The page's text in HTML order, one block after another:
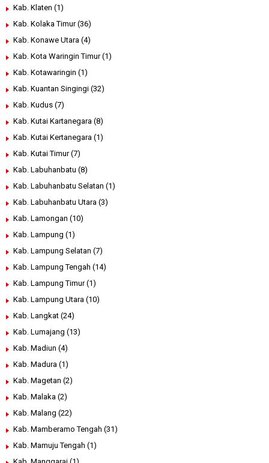
Kab. Klaten (1)
Kab. Kolaka Timur (36)
Kab. Konawe Utara (4)
Kab. Kota Waringin Timur (1)
Kab. Kotawaringin (1)
Kab. Kuantan Singingi (32)
Kab. Kudus (7)
Kab. Kutai Kartanegara (8)
Kab. Kutai Kertanegara (1)
Kab. Kutai Timur (7)
Kab. Labuhanbatu (8)
Kab. Labuhanbatu Selatan (1)
Kab. Labuhanbatu Utara (3)
Kab. Lamongan (10)
Kab. Lampung (1)
Kab. Lampung Selatan (7)
Kab. Lampung Tengah (14)
Kab. Lampung Timur (1)
Kab. Lampung Utara (10)
Kab. Langkat (24)
Kab. Lumajang (13)
Kab. Madiun (4)
Kab. Madura (1)
Kab. Magetan (2)
Kab. Malaka (2)
Kab. Malang (22)
Kab. Mamberamo Tengah (31)
Kab. Mamuju Tengah (1)